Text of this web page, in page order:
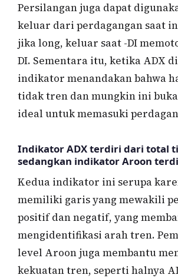
Persilangan juga dapat
keluar dari perdagangan saat
jika long, keluar saat -DI
DI. Sementara itu, ketika ADX
indikator menandakan bahwa
tidak tren dan mungkin ini
ideal untuk memasuki
Indikator ADX terdiri dari total
sedangkan indikator Aroon
Kedua indikator ini serupa
memiliki garis yang mewakili
positif dan negatif, yang
mengidentifikasi arah tren.
level Aroon juga membantu
kekuatan tren, seperti halnya